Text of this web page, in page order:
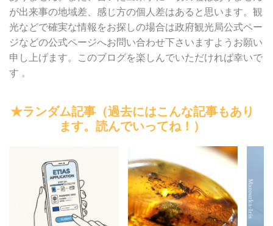
が出来事の地域差、感じ方の個人差はあると思います。観
光などで確実な情報をお探しの場合は政府観光局公式ペー
ジなどの公式ページへお問い合わせ下さいますようお願い
申し上げます。このブログを楽しんでいただければ幸いで
す 。
★ランダム記事（過去にはこんな記事もあり
ます。読んでいってね！）